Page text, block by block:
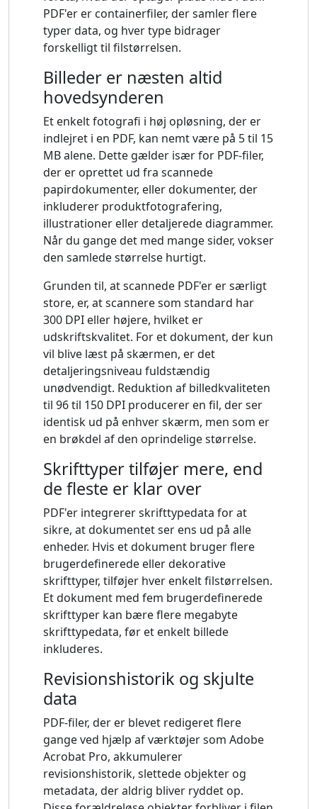
PDF'er er containerfiler, der samler flere
typer data, og hver type bidrager
forskelligt til filstørrelsen.
Billeder er næsten altid
hovedsynderen
Et enkelt fotografi i høj opløsning, der er
indlejret i en PDF, kan nemt være på 5 til 15
MB alene. Dette gælder især for PDF-filer,
der er oprettet ud fra scannede
papirdokumenter, eller dokumenter, der
inkluderer produktfotografering,
illustrationer eller detaljerede diagrammer.
Når du gange det med mange sider, vokser
den samlede størrelse hurtigt.
Grunden til, at scannede PDF'er er særligt
store, er, at scannere som standard har
300 DPI eller højere, hvilket er
udskriftskvalitet. For et dokument, der kun
vil blive læst på skærmen, er det
detaljeringsniveau fuldstændig
unødvendigt. Reduktion af billedkvaliteten
til 96 til 150 DPI producerer en fil, der ser
identisk ud på enhver skærm, men som er
en brøkdel af den oprindelige størrelse.
Skrifttyper tilføjer mere, end
de fleste er klar over
PDF'er integrerer skrifttypedata for at
sikre, at dokumentet ser ens ud på alle
enheder. Hvis et dokument bruger flere
brugerdefinerede eller dekorative
skrifttyper, tilføjer hver enkelt filstørrelsen.
Et dokument med fem brugerdefinerede
skrifttyper kan bære flere megabyte
skrifttypedata, før et enkelt billede
inkluderes.
Revisionshistorik og skjulte
data
PDF-filer, der er blevet redigeret flere
gange ved hjælp af værktøjer som Adobe
Acrobat Pro, akkumulerer
revisionshistorik, slettede objekter og
metadata, der aldrig bliver ryddet op.